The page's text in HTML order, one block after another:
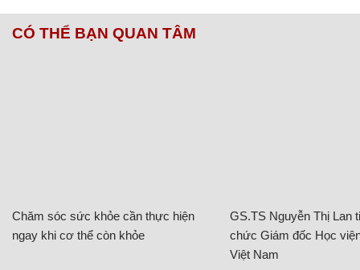
CÓ THỂ BẠN QUAN TÂM
Chăm sóc sức khỏe cần thực hiện
ngay khi cơ thể còn khỏe
GS.TS Nguyễn Thị Lan
chức Giám đốc Học
Việt Nam